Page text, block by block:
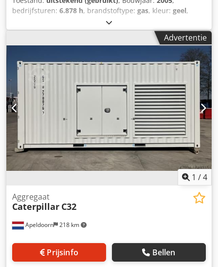
bedrijfsturen: 6.878 h, brandstoftype: gas, kleur: geel,
Bouwjaar: 2005 Technische staat: zeer goed Crjdpfx
Ajzqvxbjlyef Optische staat: zeer goed Neem contact op
Advertentie
1 /4
Apeldoorn 218 km
Aggregaat
Caterpillar C32
Prijsinfo Bellen